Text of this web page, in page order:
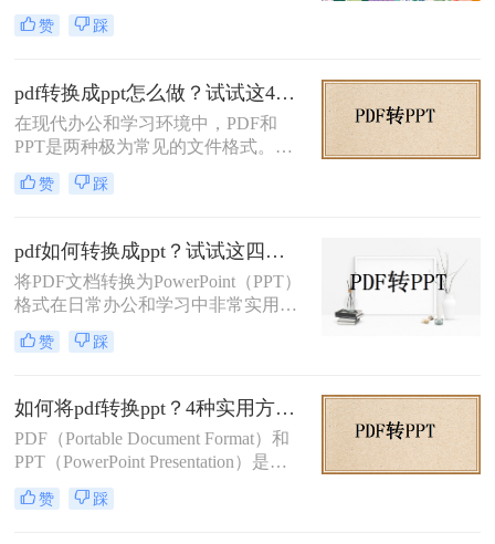
进行演示或编辑。那么如何将pdf转换
成ppt文件呢？本文将介绍四种常用的
赞 踩
pdf转换成ppt怎么做？试试这4个转换方法！
在现代办公和学习环境中，PDF和
PPT是两种极为常见的文件格式。
PDF文件因其出色的稳定性和兼容性
而被广泛用于文档分享和存储，而
睐。然而，有时我们需要将PDF转换
为PPT以便进行编辑和演示。那么pdf
转换成ppt怎么做呢？本文将详细介绍
几种将PDF转换为PPT的方法。
赞 踩
pdf如何转换成ppt？试试这四种常用方法！
将PDF文档转换为PowerPoint（PPT）
格式在日常办公和学习中非常实用，
特别是在需要对内容进行编辑或演示
时。那么pdf如何转换成ppt呢？本文
赞 踩
如何将pdf转换ppt？4种实用方法解析！
PDF（Portable Document Format）和
PPT（PowerPoint Presentation）是两
种常见的文件格式，分别用于文档存
储和演示文稿制作。在某些情况下，
赞 踩